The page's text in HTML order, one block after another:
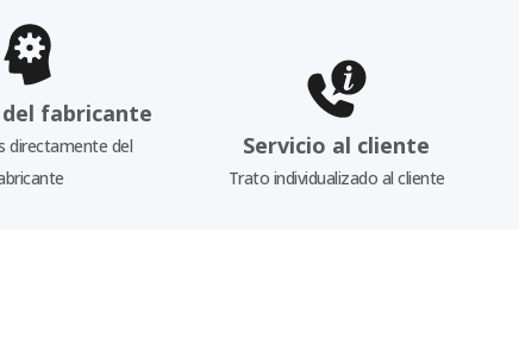
fabricante
directamente del
Servicio al cliente
Trato individualizado al cliente